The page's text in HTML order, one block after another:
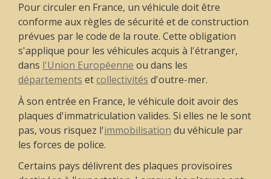
Pour circuler en France, un véhicule doit être
conforme aux règles de sécurité et de construction
prévues par le code de la route. Cette obligation
s'applique pour les véhicules acquis à l'étranger,
dans l'Union Européenne ou dans les
départements etcollectivités d'outre-mer.
À son entrée en France, le véhicule doit avoir des
plaques d'immatriculation valides. Si elles ne le sont
pas, vous risquez l'immobilisation du véhicule par
les forces de police.
Certains pays délivrent des plaques provisoires